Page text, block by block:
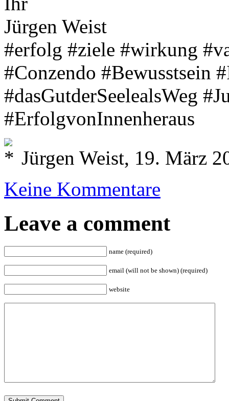
Jürgen Weist
#erfolg #ziele #wirkung
#Conzendo #Bewusstsein
#dasGutderSeelealsWeg
#ErfolgvonInnenheraus
Jürgen Weist, 19. März
Keine Kommentare
Leave a comment
name (required)
email (will not be shown) (required)
website